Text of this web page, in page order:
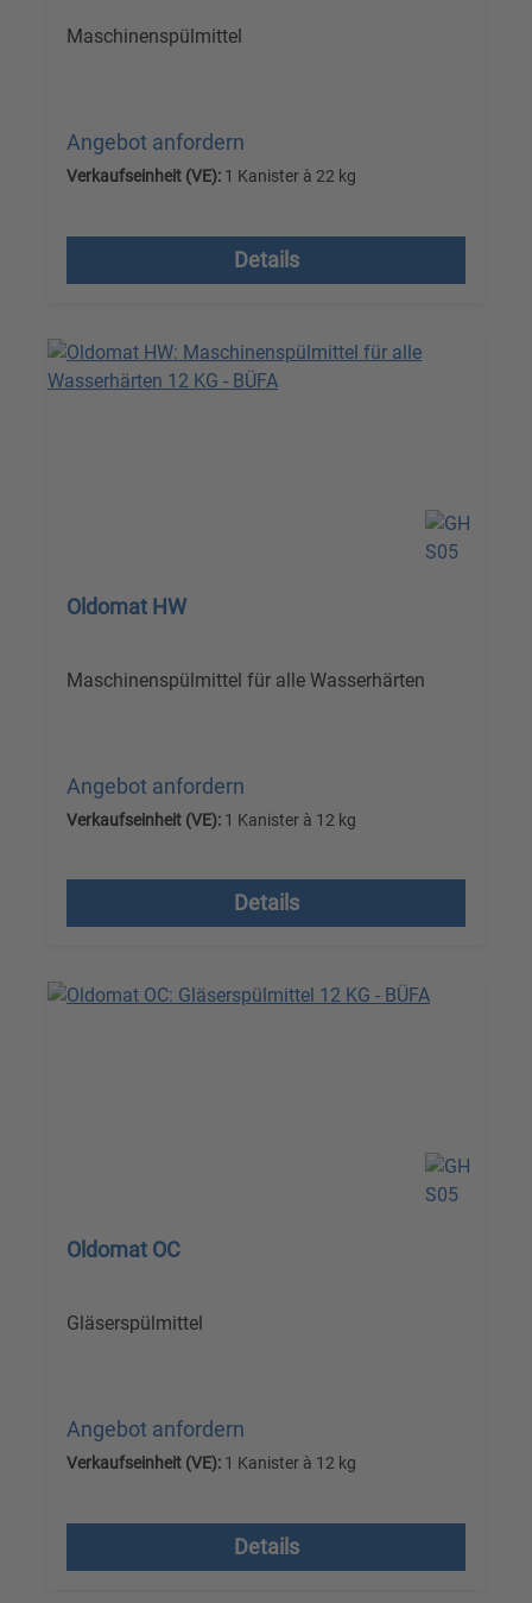
Maschinenspülmittel
Angebot anfordern
Verkaufseinheit (VE): 1 Kanister à 22 kg
Details
Oldomat HW
Maschinenspülmittel für alle Wasserhärten
Angebot anfordern
Verkaufseinheit (VE): 1 Kanister à 12 kg
Details
Oldomat OC
Gläserspülmittel
Angebot anfordern
Verkaufseinheit (VE): 1 Kanister à 12 kg
Details